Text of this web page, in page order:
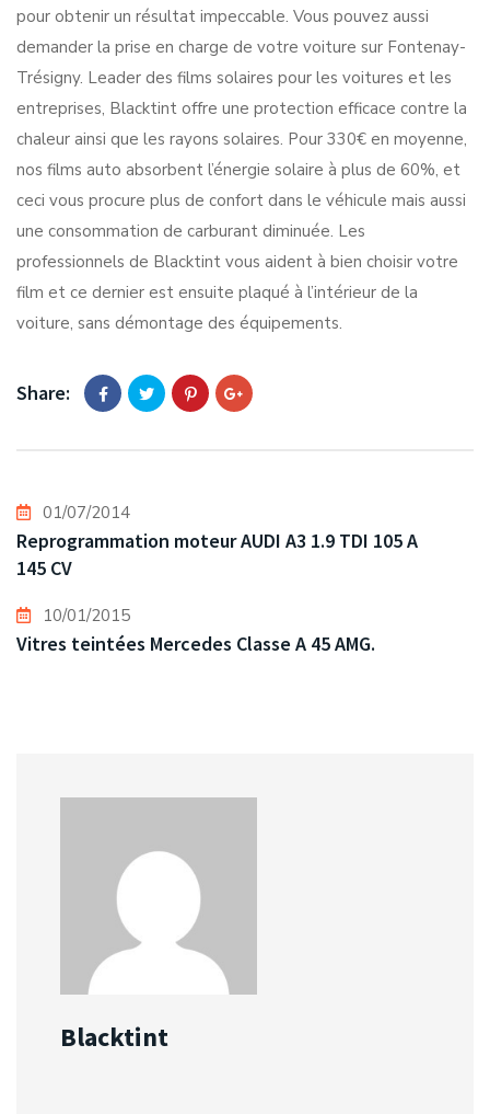
pour obtenir un résultat impeccable. Vous pouvez aussi
demander la prise en charge de votre voiture sur Fontenay-
Trésigny. Leader des films solaires pour les voitures et les
entreprises, Blacktint offre une protection efficace contre la
chaleur ainsi que les rayons solaires. Pour 330€ en moyenne,
nos films auto absorbent l’énergie solaire à plus de 60%, et
ceci vous procure plus de confort dans le véhicule mais aussi
une consommation de carburant diminuée. Les
professionnels de Blacktint vous aident à bien choisir votre
film et ce dernier est ensuite plaqué à l’intérieur de la
voiture, sans démontage des équipements.
Share:
01/07/2014
Reprogrammation moteur AUDI A3 1.9 TDI 105 A
145 CV
10/01/2015
Vitres teintées Mercedes Classe A 45 AMG.
Blacktint